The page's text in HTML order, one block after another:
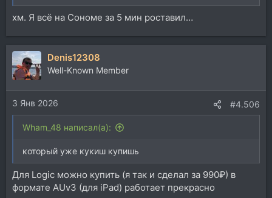
хм. Я всё на Сономе за 5 мин роставил…
Denis12308
Well-Known Member
3 Янв 2026 #4.506
Wham_48 написал(а):
который уже кукиш купишь
Для Logic можно купить (я так и сделал за 990₽) в
формате AUv3 (для iPad) работает прекрасно